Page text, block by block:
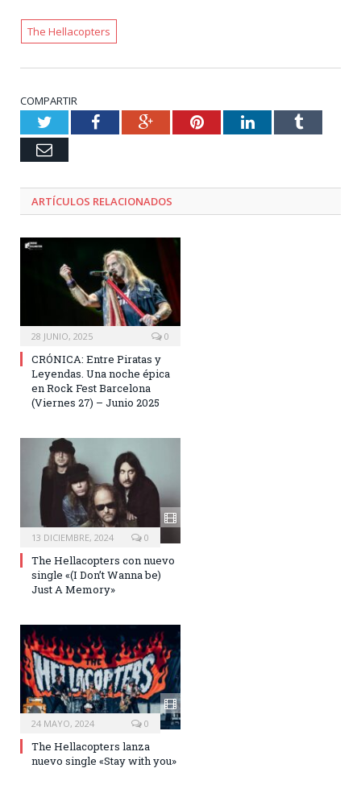
The Hellacopters
COMPARTIR
TwitterFacebookGoogle+PinterestLinkedInTumblr
Email
ARTÍCULOS RELACIONADOS
28 JUNIO, 2025 0
CRÓNICA: Entre Piratas y
Leyendas. Una noche épica
en Rock Fest Barcelona
(Viernes 27) – Junio 2025
13 DICIEMBRE, 2024 0
The Hellacopters con nuevo
single «(I Don’t Wanna be)
Just A Memory»
24 MAYO, 2024 0
The Hellacopters lanza
nuevo single «Stay with you»